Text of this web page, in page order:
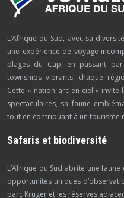
L’Afrique du Sud, avec sa
une expérience de voyage
plages du Cap, en passant
townships vibrants, chaque
Cette « nation arc-en-ciel »
spectaculaires, sa faune
tout en contribuant à un tourisme
Safaris et biodiversité
L’Afrique du Sud abrite une
opportunités uniques
parc Kruger et les réserves